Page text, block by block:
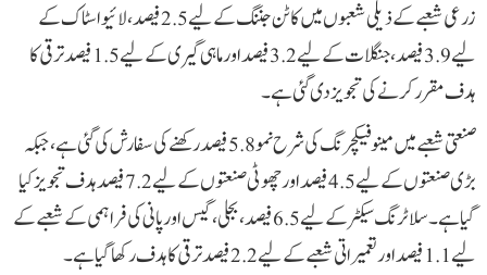
زرعی شعبے کے ذیلی شعبوں میں کاٹن جننگ کے لیے 2.5 فیصد، لائیو اسٹاک کے
لیے 3.9 فیصد، جنگلات کے لیے 3.2 فیصد اور ماہی گیری کے لیے 1.5 فیصد ترقی کا
ہدف مقرر کرنے کی تجویز دی گئی ہے۔
صنعتی شعبے میں مینوفیکچرنگ کی شرح نمو 5.8 فیصد رکھنے کی سفارش کی گئی ہے، جبکہ
بڑی صنعتوں کے لیے 4.5 فیصد اور چھوٹی صنعتوں کے لیے 7.2 فیصد ہدف تجویز کیا
گیا ہے۔ سلاٹرنگ سیکٹر کے لیے 6.5 فیصد، بجلی، گیس اور پانی کی فراہمی کے شعبے کے
لیے 1.1 فیصد اور تعمیراتی شعبے کے لیے 2.2 فیصد ترقی کا ہدف رکھا گیا ہے۔